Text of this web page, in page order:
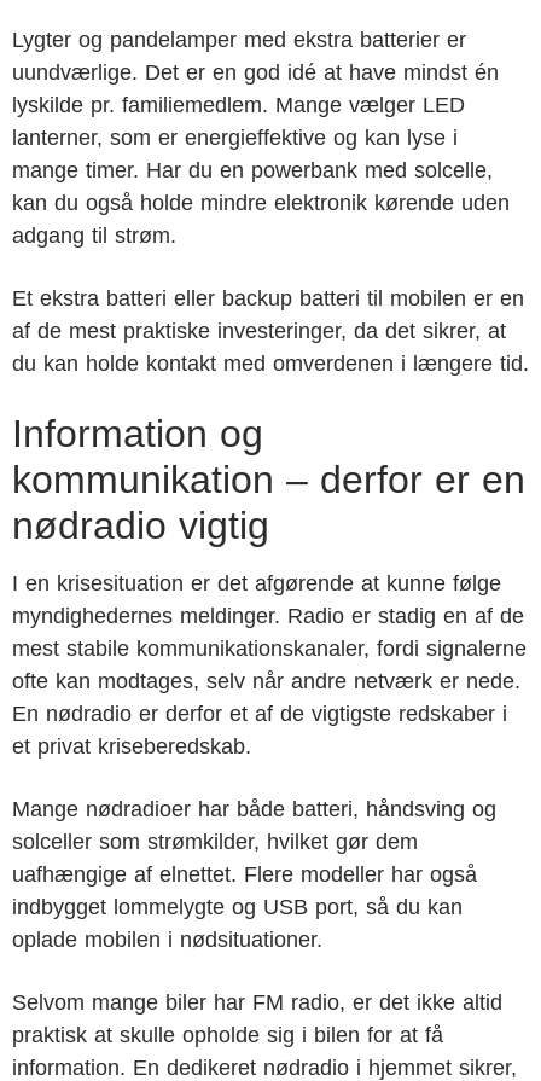
Lygter og pandelamper med ekstra batterier er
uundværlige. Det er en god idé at have mindst én
lyskilde pr. familiemedlem. Mange vælger LED
lanterner, som er energieffektive og kan lyse i
mange timer. Har du en powerbank med solcelle,
kan du også holde mindre elektronik kørende uden
adgang til strøm.
Et ekstra batteri eller backup batteri til mobilen er en
af de mest praktiske investeringer, da det sikrer, at
du kan holde kontakt med omverdenen i længere tid.
Information og
kommunikation – derfor er en
nødradio vigtig
I en krisesituation er det afgørende at kunne følge
myndighedernes meldinger. Radio er stadig en af de
mest stabile kommunikationskanaler, fordi signalerne
ofte kan modtages, selv når andre netværk er nede.
En nødradio er derfor et af de vigtigste redskaber i
et privat kriseberedskab.
Mange nødradioer har både batteri, håndsving og
solceller som strømkilder, hvilket gør dem
uafhængige af elnettet. Flere modeller har også
indbygget lommelygte og USB port, så du kan
oplade mobilen i nødsituationer.
Selvom mange biler har FM radio, er det ikke altid
praktisk at skulle opholde sig i bilen for at få
information. En dedikeret nødradio i hjemmet sikrer,